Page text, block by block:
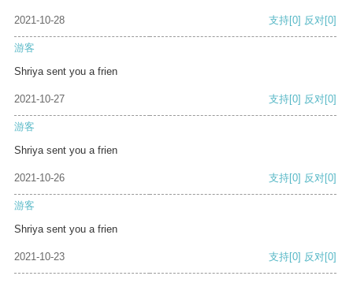
2021-10-28 支持[0] 反对[0]
游客
Shriya sent you a frien
2021-10-27 支持[0] 反对[0]
游客
Shriya sent you a frien
2021-10-26 支持[0] 反对[0]
游客
Shriya sent you a frien
2021-10-23 支持[0] 反对[0]